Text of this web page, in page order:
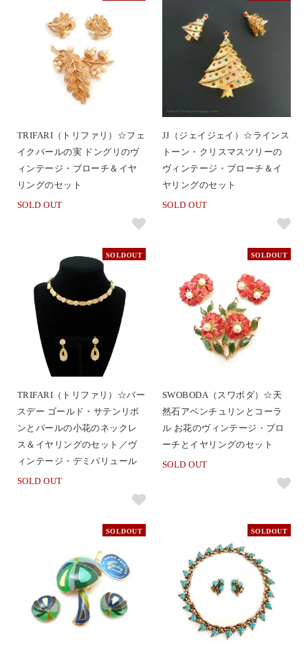
TRIFARI（トリファリ）☆フェ
イクパールの実 ドングリのヴ
ィンテージ・ブローチ＆イヤ
リングのセット
SOLD OUT
JJ（ジェイジェイ）☆ラインス
トーン・クリスマスツリーの
ヴィンテージ・ブローチ＆イ
ヤリングのセット
SOLD OUT
SOLDOUT
TRIFARI（トリファリ）☆バー
スデー ゴールド・サテンリボ
ンとパールの小花のネックレ
ス＆イヤリングのセット／ヴ
ィンテージ・デミパリュール
SOLD OUT
SOLDOUT
SWOBODA（スワボダ）☆天
然石アベンチュリンとコーラ
ル お花のヴィンテージ・ブロ
ーチとイヤリングのセット
SOLD OUT
SOLDOUT SOLDOUT